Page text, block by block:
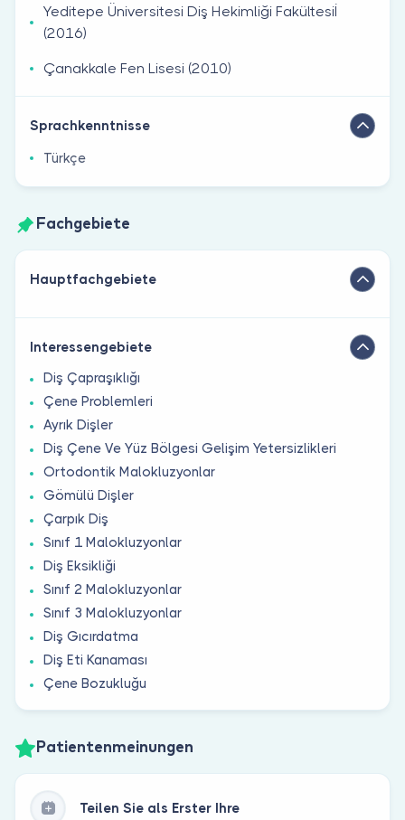
Yeditepe Üniversitesi Diş Hekimliği Fakültesiİ
(2016)
Çanakkale Fen Lisesi (2010)
Sprachkenntnisse
Türkçe
Fachgebiete
Hauptfachgebiete
Interessengebiete
Diş Çapraşıklığı
Çene Problemleri
Ayrık Dişler
Diş Çene Ve Yüz Bölgesi Gelişim Yetersizlikleri
Ortodontik Malokluzyonlar
Gömülü Dişler
Çarpık Diş
Sınıf 1 Malokluzyonlar
Diş Eksikliği
Sınıf 2 Malokluzyonlar
Sınıf 3 Malokluzyonlar
Diş Gıcırdatma
Diş Eti Kanaması
Çene Bozukluğu
Patientenmeinungen
Teilen Sie als Erster Ihre